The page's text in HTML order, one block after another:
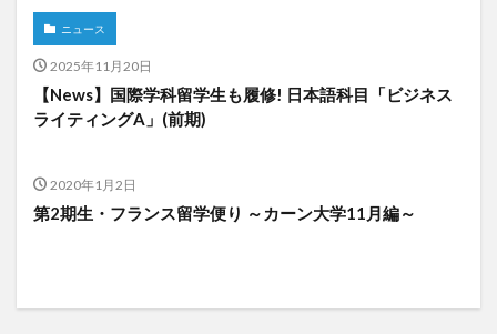
ニュース
2025年11月20日
【News】国際学科留学生も履修! 日本語科目「ビジネス
ライティングA」(前期)
2020年1月2日
第2期生・フランス留学便り ～カーン大学11月編～